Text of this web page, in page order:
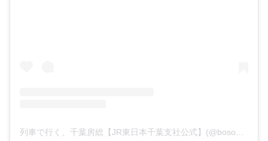
列車で行く、千葉房総【JR東日本千葉支社公式】(@boso_kyujitsu)がシェアした投稿